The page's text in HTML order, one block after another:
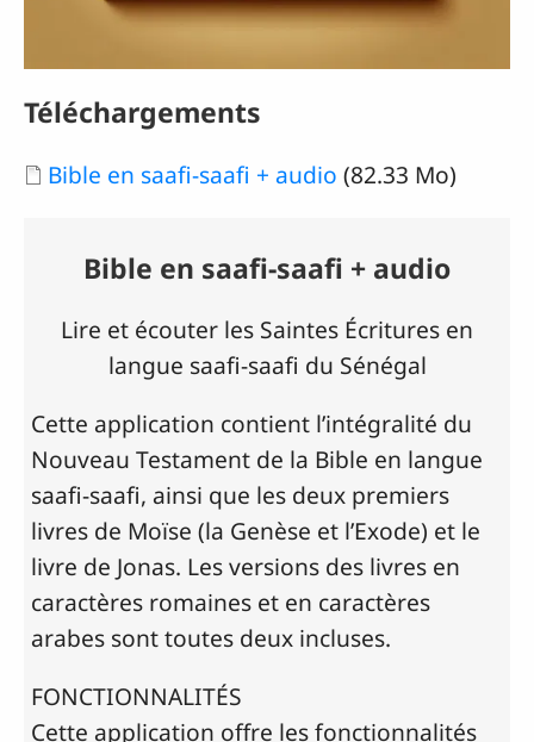
Téléchargements
Document
Bible en saafi-saafi + audio (82.33 Mo)
Bible en saafi-saafi + audio
Lire et écouter les Saintes Écritures en
langue saafi-saafi du Sénégal
Cette application contient l’intégralité du
Nouveau Testament de la Bible en langue
saafi-saafi, ainsi que les deux premiers
livres de Moïse (la Genèse et l’Exode) et le
livre de Jonas. Les versions des livres en
caractères romaines et en caractères
arabes sont toutes deux incluses.
FONCTIONNALITÉS
Cette application offre les fonctionnalités